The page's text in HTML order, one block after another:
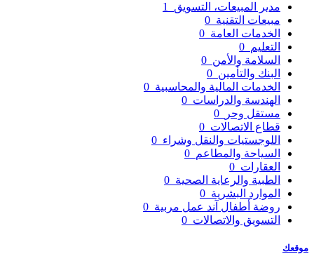
مدير المبيعات، التسويق
مبيعات التقنية
الخدمات العامة
التعليم
السلامة والأمن
البنك والتأمين
الخدمات المالية والمحاسبية
الهندسة والدراسات
مستقل وحر
قطاع الاتصالات
اللوجستيات والنقل وشراء
السياحة والمطاعم
العقارات
الطبية والرعاية الصحية
الموارد البشرية
روضة أطفال آند عمل مربية
التسويق والاتصالات
موقعك